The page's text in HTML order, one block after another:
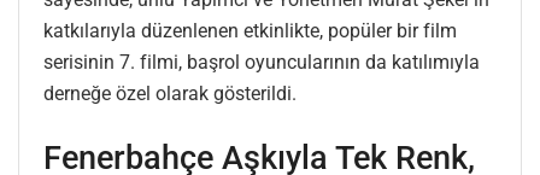
katkılarıyla düzenlenen etkinlikte, popüler bir film
serisinin 7. filmi, başrol oyuncularının da katılımıyla
derneğe özel olarak gösterildi.
Fenerbahçe Aşkıyla Tek Renk,